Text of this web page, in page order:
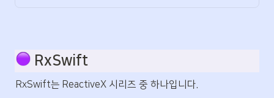
RxSwift
RxSwift는 ReactiveX 시리즈 중 하나입니다.